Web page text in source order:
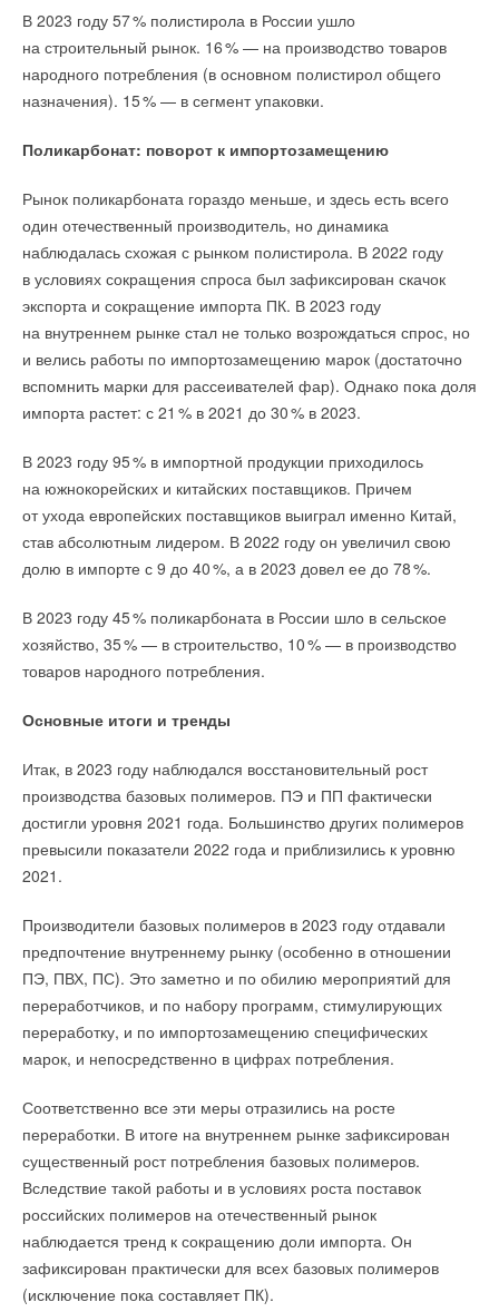
В 2023 году 57% полистирола в России ушло
на строительный рынок. 16% — на производство товаров
народного потребления (в основном полистирол общего
назначения). 15% — в сегмент упаковки.
Поликарбонат: поворот к импортозамещению
Рынок поликарбоната гораздо меньше, и здесь есть всего
один отечественный производитель, но динамика
наблюдалась схожая с рынком полистирола. В 2022 году
в условиях сокращения спроса был зафиксирован скачок
экспорта и сокращение импорта ПК. В 2023 году
на внутреннем рынке стал не только возрождаться спрос, но
и велись работы по импортозамещению марок (достаточно
вспомнить марки для рассеивателей фар). Однако пока доля
импорта растет: с 21% в 2021 до 30% в 2023.
В 2023 году 95% в импортной продукции приходилось
на южнокорейских и китайских поставщиков. Причем
от ухода европейских поставщиков выиграл именно Китай,
став абсолютным лидером. В 2022 году он увеличил свою
долю в импорте с 9 до 40%, а в 2023 довел ее до 78%.
В 2023 году 45% поликарбоната в России шло в сельское
хозяйство, 35% — в строительство, 10% — в производство
товаров народного потребления.
Основные итоги и тренды
Итак, в 2023 году наблюдался восстановительный рост
производства базовых полимеров. ПЭ и ПП фактически
достигли уровня 2021 года. Большинство других полимеров
превысили показатели 2022 года и приблизились к уровню
2021.
Производители базовых полимеров в 2023 году отдавали
предпочтение внутреннему рынку (особенно в отношении
ПЭ, ПВХ, ПС). Это заметно и по обилию мероприятий для
переработчиков, и по набору программ, стимулирующих
переработку, и по импортозамещению специфических
марок, и непосредственно в цифрах потребления.
Соответственно все эти меры отразились на росте
переработки. В итоге на внутреннем рынке зафиксирован
существенный рост потребления базовых полимеров.
Вследствие такой работы и в условиях роста поставок
российских полимеров на отечественный рынок
наблюдается тренд к сокращению доли импорта. Он
зафиксирован практически для всех базовых полимеров
(исключение пока составляет ПК).